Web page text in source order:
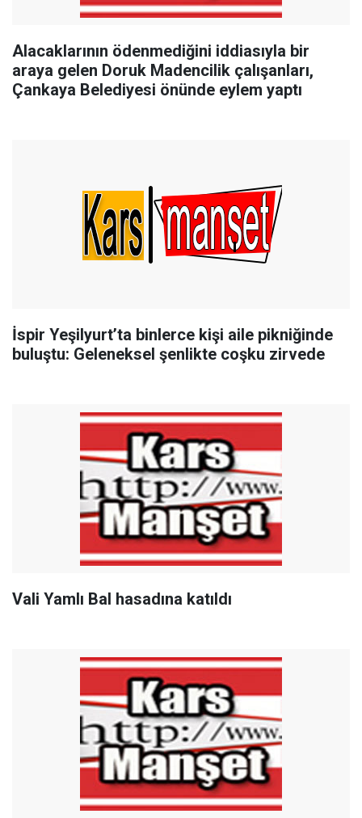
Alacaklarının ödenmediğini iddiasıyla bir
araya gelen Doruk Madencilik çalışanları,
Çankaya Belediyesi önünde eylem yaptı
İspir Yeşilyurt’ta binlerce kişi aile pikniğinde
buluştu: Geleneksel şenlikte coşku zirvede
Vali Yamlı Bal hasadına katıldı